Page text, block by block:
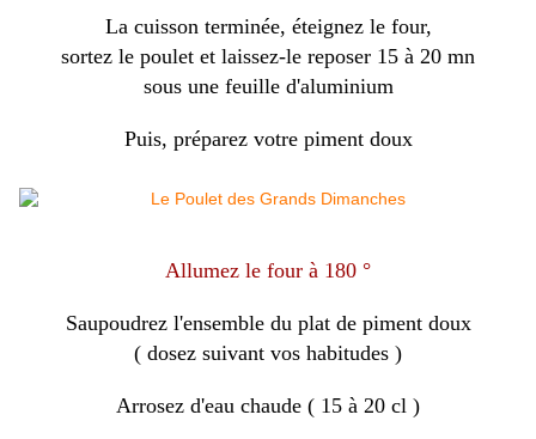
La cuisson terminée, éteignez le four,
sortez le poulet et laissez-le reposer 15 à 20 mn
sous une feuille d'aluminium
Puis, préparez votre piment doux
Allumez le four à 180 °
Saupoudrez l'ensemble du plat de piment doux
( dosez suivant vos habitudes )
Arrosez d'eau chaude ( 15 à 20 cl )